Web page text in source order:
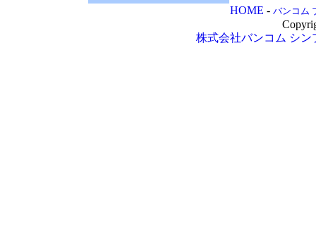
HOME - バンコム
株式会社バンコム シン